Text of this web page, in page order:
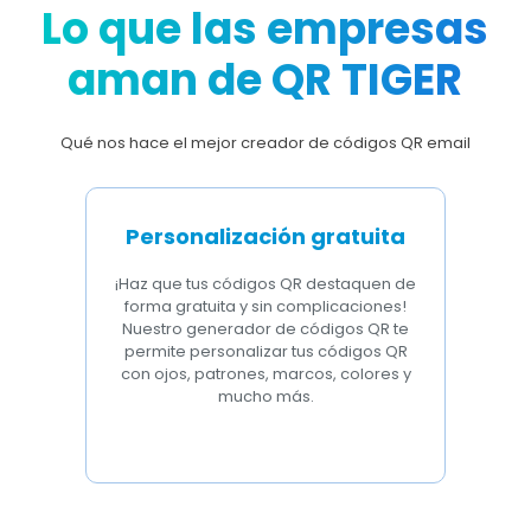
Lo que las empresas
aman de QR TIGER
Qué nos hace el mejor creador de códigos QR email
Personalización gratuita
¡Haz que tus códigos QR destaquen de
forma gratuita y sin complicaciones!
Nuestro generador de códigos QR te
permite personalizar tus códigos QR
con ojos, patrones, marcos, colores y
mucho más.